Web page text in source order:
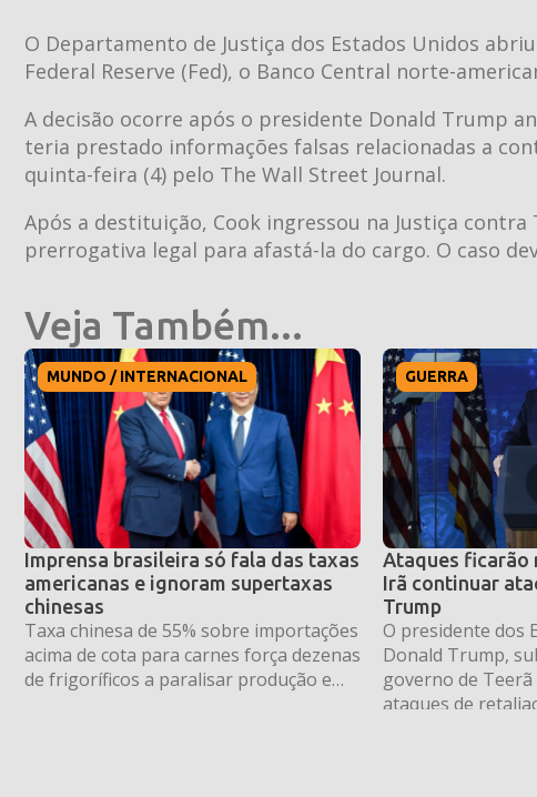
O Departamento de Justiça dos Estados Unidos
Federal Reserve (Fed), o Banco Central norte-
A decisão ocorre após o presidente Donald Trump
teria prestado informações falsas relacionadas a
quinta-feira (4) pelo The Wall Street Journal.
Após a destituição, Cook ingressou na Justiça
prerrogativa legal para afastá-la do cargo. O caso
Veja Também...
MUNDO / INTERNACIONAL
Imprensa brasileira só fala das taxas
americanas e ignoram supertaxas
chinesas
Taxa chinesa de 55% sobre importações
acima de cota para carnes força dezenas
de frigoríficos a paralisar produção e
GUERRA
Ataques ficarão
Irã continuar
Trump
O presidente dos
Donald Trump,
governo de
ataques de